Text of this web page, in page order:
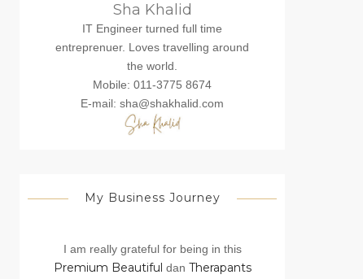
Sha Khalid
IT Engineer turned full time
entreprenuer. Loves travelling around
the world.
Mobile: 011-3775 8674
E-mail: sha@shakhalid.com
My Business Journey
I am really grateful for being in this
Premium Beautiful dan Therapants